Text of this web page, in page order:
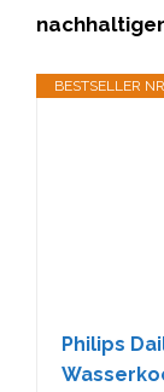
BESTSELLER
Philips